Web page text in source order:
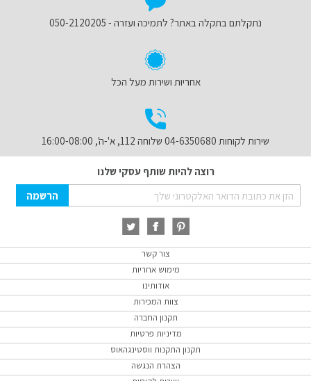
נתקלתם בתקלה באתר? לתמיכה ועזרה - 050-2120205
אחריות ושירות מעל הכל
שירות לקוחות 04-6350680 שלוחה 112, א'-ה', 16:00-08:00
רוצה להיות שותף עסקי שלנו
Sign
Up
Newsletter:
הרשמה
צור קשר
מימוש אחריות
אודותינו
צוות המכירות
תקנון החברה
מדיניות פרטיות
תקנון התקנות ווסטינגהאוס
הצהרת הנגשה